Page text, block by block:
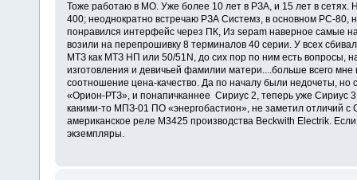
Тоже работаю в МО. Уже более 10 лет в РЗА, и 15 лет в сетях.
400; неоднократно встречаю РЗА Системз, в основном РС-80,
понравился интерфейс через ПК, Из sepam наверное самые
возили на перепрошивку 8 терминалов 40 серии. У всех
МТЗ как МТЗ НП или 50/51N, до сих пор по ним есть вопросы,
изготовления и девичьей фамилии матери....больше всего
соотношение цена-качество. Да по началу были недочеты, но
«Орион-РТЗ», и понапичканнее Сириус 2, теперь уже Сириус
какими-то МПЗ-01 ПО «энергобастион», не заметил отличий
американское реле М3425 производства Beckwith Electrik.
экземпляры.